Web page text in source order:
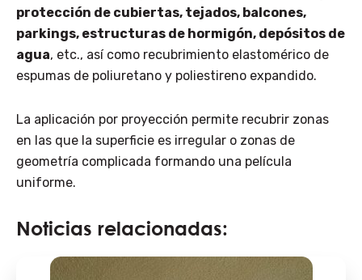
protección de cubiertas, tejados, balcones,
parkings, estructuras de hormigón, depósitos de
agua, etc., así como recubrimiento elastomérico de
espumas de poliuretano y poliestireno expandido.
La aplicación por proyección permite recubrir zonas
en las que la superficie es irregular o zonas de
geometría complicada formando una película
uniforme.
Noticias relacionadas: